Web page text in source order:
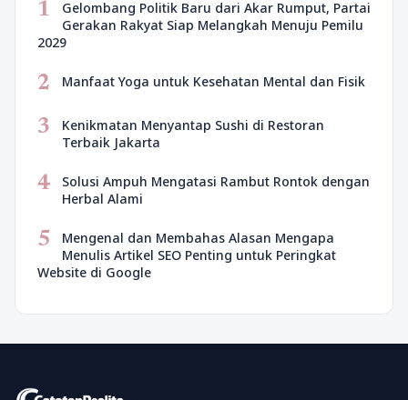
1
Gelombang Politik Baru dari Akar Rumput, Partai
Gerakan Rakyat Siap Melangkah Menuju Pemilu
2029
2 Manfaat Yoga untuk Kesehatan Mental dan Fisik
3
Kenikmatan Menyantap Sushi di Restoran
Terbaik Jakarta
4
Solusi Ampuh Mengatasi Rambut Rontok dengan
Herbal Alami
5
Mengenal dan Membahas Alasan Mengapa
Menulis Artikel SEO Penting untuk Peringkat
Website di Google